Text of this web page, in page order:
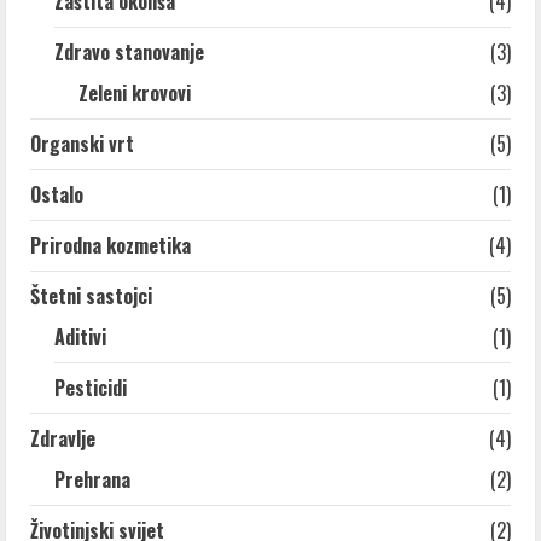
Zdravo stanovanje
(3)
Zeleni krovovi
(3)
Organski vrt
(5)
Ostalo
(1)
Prirodna kozmetika
(4)
Štetni sastojci
(5)
Aditivi
(1)
Pesticidi
(1)
Zdravlje
(4)
Prehrana
(2)
Životinjski svijet
(2)